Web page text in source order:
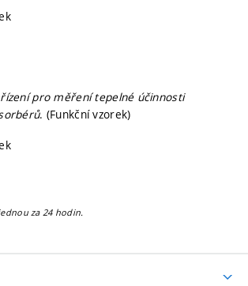
pro měření tepelné účinnosti
. (Funkční vzorek)
za 24 hodin.